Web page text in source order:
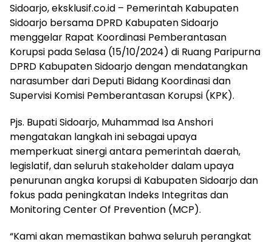
Sidoarjo, eksklusif.co.id – Pemerintah Kabupaten
Sidoarjo bersama DPRD Kabupaten Sidoarjo
menggelar Rapat Koordinasi Pemberantasan
Korupsi pada Selasa (15/10/2024) di Ruang Paripurna
DPRD Kabupaten Sidoarjo dengan mendatangkan
narasumber dari Deputi Bidang Koordinasi dan
Supervisi Komisi Pemberantasan Korupsi (KPK).
Pjs. Bupati Sidoarjo, Muhammad Isa Anshori
mengatakan langkah ini sebagai upaya
memperkuat sinergi antara pemerintah daerah,
legislatif, dan seluruh stakeholder dalam upaya
penurunan angka korupsi di Kabupaten Sidoarjo dan
fokus pada peningkatan Indeks Integritas dan
Monitoring Center Of Prevention (MCP).
“Kami akan memastikan bahwa seluruh perangkat